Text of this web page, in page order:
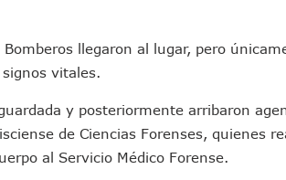
Este Viernes, Lemus Inaugurará El
Nidos De Lluvia Busca Beneficiar A 100
Hallazgo De Yareli Colmenares Tovar
Regresa A Puerto Vallarta La
Bomberos llegaron al lugar, pero
vitales.
y posteriormente arribaron
de Ciencias Forenses, quienes
al Servicio Médico Forense.